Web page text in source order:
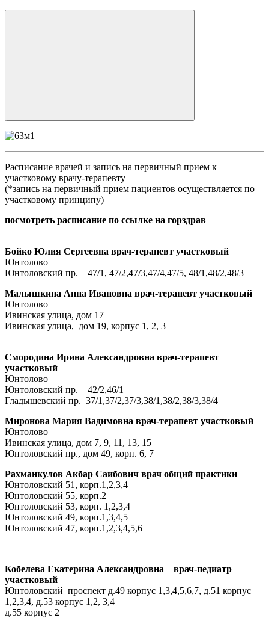
Расписание врачей и запись на первичный прием к
участковому врачу-терапевту
(*запись на первичный прием пациентов осуществляется по
участковому принципу)
посмотреть расписание по ссылке на горздрав
Бойко Юлия Сергеевна врач-терапевт участковый
Юнтолово
Юнтоловский пр. 47/1, 47/2,47/3,47/4,47/5, 48/1,48/2,48/3
Малышкина Анна Ивановна врач-терапевт участковый
Юнтолово
Ивинская улица, дом 17
Ивинская улица, дом 19, корпус 1, 2, 3
Смородина Ирина Александровна врач-терапевт
участковый
Юнтолово
Юнтоловский пр. 42/2,46/1
Гладышевский пр. 37/1,37/2,37/3,38/1,38/2,38/3,38/4
Миронова Мария Вадимовна врач-терапевт участковый
Юнтолово
Ивинская улица, дом 7, 9, 11, 13, 15
Юнтоловский пр., дом 49, корп. 6, 7
Рахманкулов Акбар Саибович врач общий практики
Юнтоловский 51, корп.1,2,3,4
Юнтоловский 55, корп.2
Юнтоловский 53, корп. 1,2,3,4
Юнтоловский 49, корп.1,3,4,5
Юнтоловский 47, корп.1,2,3,4,5,6
Кобелева Екатерина Александровна врач-педиатр
участковый
Юнтоловский проспект д.49 корпус 1,3,4,5,6,7, д.51 корпус
1,2,3,4, д.53 корпус 1,2, 3,4
д.55 корпус 2